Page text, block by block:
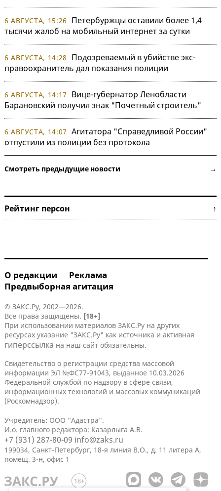
6 АВГУСТА, 15:26
Петербуржцы оставили более 1,4
тысячи жалоб на мобильный интернет за сутки
6 АВГУСТА, 14:28
Подозреваемый в убийстве экс-
правоохранитель дал показания полиции
6 АВГУСТА, 14:17
Вице-губернатор Ленобласти
Барановский получил знак "Почетный строитель"
6 АВГУСТА, 14:07 Агитатора "Справедливой России"
отпустили из полиции без протокола
Смотреть предыдущие новости →
Рейтинг персон ↑
О редакции
Реклама
Предвыборная агитация
© ЗАКС.Ру, 2002—2026.
Все права защищены. [18+]
При использовании материалов ЗАКС.Ру на других
ресурсах указание "ЗАКС.Ру" как источника и активная
гиперссылка на наш сайт обязательны.
Свидетельство о регистрации средства массовой
информации ЭЛ №ФС77-91043, выданное 10.03.2026
Федеральной службой по надзору в сфере связи,
информационных технологий и массовых коммуникаций
(Роскомнадзор).
Учредитель: ООО "Адастра".
И.о. главного редактора: Казарлыга А.В.
+7 (931) 287-80-09 info@zaks.ru
199034, Санкт-Петербург, 18-я линия В.О., д. 11 литера А,
помещ. 3-н, офис 1